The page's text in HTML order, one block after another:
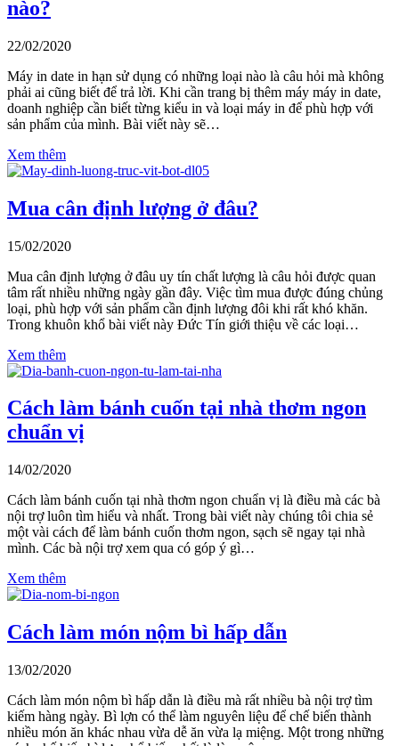
nào?
22/02/2020
Máy in date in hạn sử dụng có những loại nào là câu hỏi mà không
phải ai cũng biết để trả lời. Khi cần trang bị thêm máy máy in date,
doanh nghiệp cần biết từng kiểu in và loại máy in để phù hợp với
sản phẩm của mình. Bài viết này sẽ…
Xem thêm
Mua cân định lượng ở đâu?
15/02/2020
Mua cân định lượng ở đâu uy tín chất lượng là câu hỏi được quan
tâm rất nhiều những ngày gần đây. Việc tìm mua được đúng chủng
loại, phù hợp với sản phẩm cần định lượng đôi khi rất khó khăn.
Trong khuôn khổ bài viết này Đức Tín giới thiệu về các loại…
Xem thêm
Cách làm bánh cuốn tại nhà thơm ngon
chuẩn vị
14/02/2020
Cách làm bánh cuốn tại nhà thơm ngon chuẩn vị là điều mà các bà
nội trợ luôn tìm hiểu và nhất. Trong bài viết này chúng tôi chia sẻ
một vài cách để làm bánh cuốn thơm ngon, sạch sẽ ngay tại nhà
mình. Các bà nội trợ xem qua có góp ý gì…
Xem thêm
Cách làm món nộm bì hấp dẫn
13/02/2020
Cách làm món nộm bì hấp dẫn là điều mà rất nhiều bà nội trợ tìm
kiếm hàng ngày. Bì lợn có thể làm nguyên liệu để chế biến thành
nhiều món ăn khác nhau vừa dễ ăn vừa lạ miệng. Một trong những